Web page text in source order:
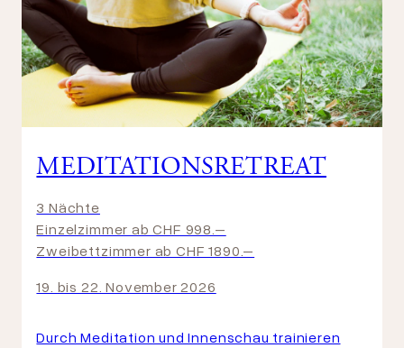
MEDITATIONSRETREAT
3 Nächte
Einzelzimmer ab CHF 998.–
Zweibettzimmer ab CHF 1890.–
19. bis 22. November 2026
Durch Meditation und Innenschau trainieren